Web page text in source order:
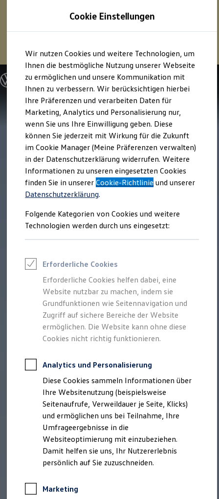
Hauptinhalt
springen
Footer
springen
Profitieren Sie von bis zu6.000 € 1
VolkswagenID. oder
Hybridmodelle.
Mehr zur E‑Auto-Förderung
Modelle und Konfigurator
Konfigurator
Modelle vergleichen
Konfiguration laden
Autosuche
Elektroautos
ENERGY Sondermodelle
Nutzfahrzeuge
SUV und CUV
Familienautos
Kombis
Kompaktwagen
Sportwagen
Schnell verfügbare Fahrzeuge
Angebote und Produkte
Aktuelle Angebote
E-Auto-Förderung
Volkswagen Marktplatz
Elektromobilität bei Gebrauchtwagen
Saisonangebote
Reifenpakete
Leasing
Leasing-Angebote
Gebrauchtwagen Leasing
Junge Gebrauchtwagen-Leasing
Elektroauto Leasing
Kleinwagen-Leasing
Autokredit mit Schlussrate
Versicherungen und Garantien
Kfz-Versicherung
Restschuldversicherungen
Garantien
Wartungsverträge
Geschäftskunden
Professional Class bei Volkswagen
Großkunden
Behörden
Direktkunden
Sonderfahrzeuge
Elektromobilität
Elektroautos
Cookie Einstellungen
Wir nutzen Cookies und weitere Technologien, um
Ihnen die bestmögliche Nutzung unserer Webseite
zu ermöglichen und unsere Kommunikation mit
Ihnen zu verbessern. Wir berücksichtigen hierbei
Ihre Präferenzen und verarbeiten Daten für
Marketing, Analytics und Personalisierung nur,
wenn Sie uns Ihre Einwilligung geben. Diese
können Sie jederzeit mit Wirkung für die Zukunft
im Cookie Manager (Meine Präferenzen verwalten)
in der Datenschutzerklärung widerrufen. Weitere
Informationen zu unseren eingesetzten Cookies
finden Sie in unsererCookie-Richtlinie und unserer
Datenschutzerklärung.
Folgende Kategorien von Cookies und weitere
Technologien werden durch uns eingesetzt:
Erforderliche Cookies
Erforderliche Cookies helfen dabei, eine
Website nutzbar zu machen, indem sie
Grundfunktionen wie Seitennavigation und
Zugriff auf sichere Bereiche der Website
ermöglichen. Die Website kann ohne diese
Cookies nicht richtig funktionieren.
Analytics und Personalisierung
Diese Cookies sammeln Informationen über
Ihre Websitenutzung (beispielsweise
Seitenaufrufe, Verweildauer je Seite, Klicks)
und ermöglichen uns bei Teilnahme, Ihre
Umfrageergebnisse in die
Websiteoptimierung mit einzubeziehen.
Damit helfen sie uns, Ihr Nutzererlebnis
persönlich auf Sie zuzuschneiden.
Marketing